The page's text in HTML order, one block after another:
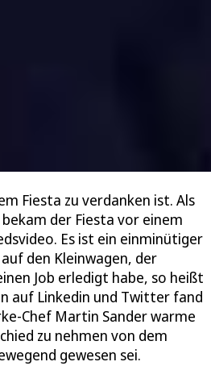
Fiesta zu verdanken ist. Als
der Fiesta vor einem
Es ist ein einminütiger
den Kleinwagen, der
Job erledigt habe, so heißt
auf Linkedin und Twitter fand
Chef Martin Sander warme
zu nehmen von dem
gewesen sei.